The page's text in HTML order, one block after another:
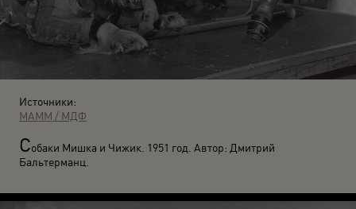
Источники:
МАММ / МДФ
Собаки Мишка и Чижик. 1951 год. Автор: Дмитрий
Бальтерманц.